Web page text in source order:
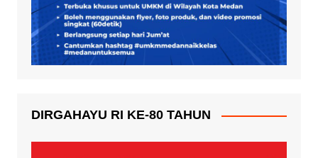
DIRGAHAYU RI KE-80 TAHUN